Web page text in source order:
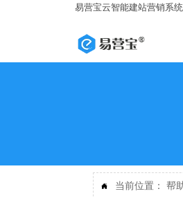
易营宝云智能建站营销系统
 当前位置：帮